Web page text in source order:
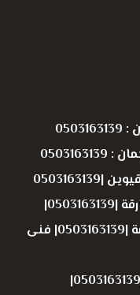
حداد أبواب حديد في راس الخيمة |0503163139| فنى